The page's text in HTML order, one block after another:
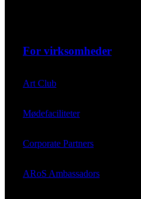
For virksomheder
Art Club
Mødefaciliteter
Corporate Partners
ARoS Ambassadors